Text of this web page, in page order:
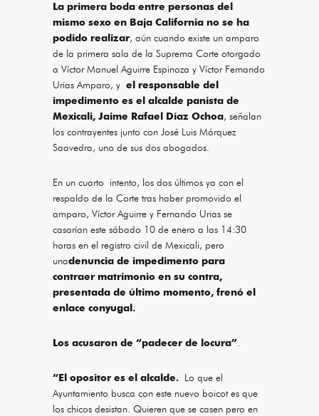
La primera boda entre personas del
mismo sexo en Baja California no se ha
podido realizar, aún cuando existe un amparo
de la primera sala de la Suprema Corte otorgado
a Víctor Manuel Aguirre Espinoza y Víctor Fernando
Urias Amparo, y el responsable del
impedimento es el alcalde panista de
Mexicali, Jaime Rafael Díaz Ochoa, señalan
los contrayentes junto con José Luis Márquez
Saavedra, uno de sus dos abogados.
En un cuarto intento, los dos últimos ya con el
respaldo de la Corte tras haber promovido el
amparo, Víctor Aguirre y Fernando Urias se
casarían este sábado 10 de enero a las 14:30
horas en el registro civil de Mexicali, pero
unadenuncia de impedimento para
contraer matrimonio en su contra,
presentada de último momento, frenó el
enlace conyugal.
Los acusaron de “padecer de locura”.
“El opositor es el alcalde. Lo que el
Ayuntamiento busca con este nuevo boicot es que
los chicos desistan. Quieren que se casen pero en